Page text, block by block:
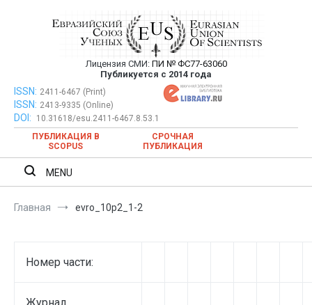
Евразийский Союз Ученых —
публикация научных статей в
ежемесячном научном журнале
Лицензия СМИ: ПИ № ФС77-63060
Публикуется с 2014 года
Евразийский Союз Ученых — публикация научных статей в
ежемесячном научном журнале
ISSN: 2411-6467 (Print)
ISSN: 2413-9335 (Online)
DOI:
10.31618/esu.2411-6467.8.53.1
ПУБЛИКАЦИЯ В
SCOPUS
СРОЧНАЯ
ПУБЛИКАЦИЯ
MENU
Главная evro_10p2_1-2
Номер части: